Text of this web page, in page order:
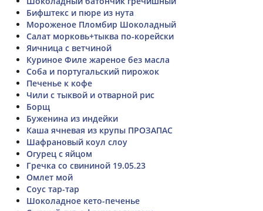
Бифштекс и пюре из нута
Мороженое Пломбир Шоколадный
Салат морковь+тыква по-корейски
Яичница с ветчиной
Куриное Филе жареное без масла
Соба и португальский пирожок
Печенье к кофе
Чили с тыквой и отварной рис
Борщ
Буженина из индейки
Каша ячневая из крупы ПРОЗАПАС
Шафрановый коул слоу
Огурец с яйцом
Гречка со свининой 19.05.23
Омлет мой
Соус тар-тар
Шоколадное кето-печенье